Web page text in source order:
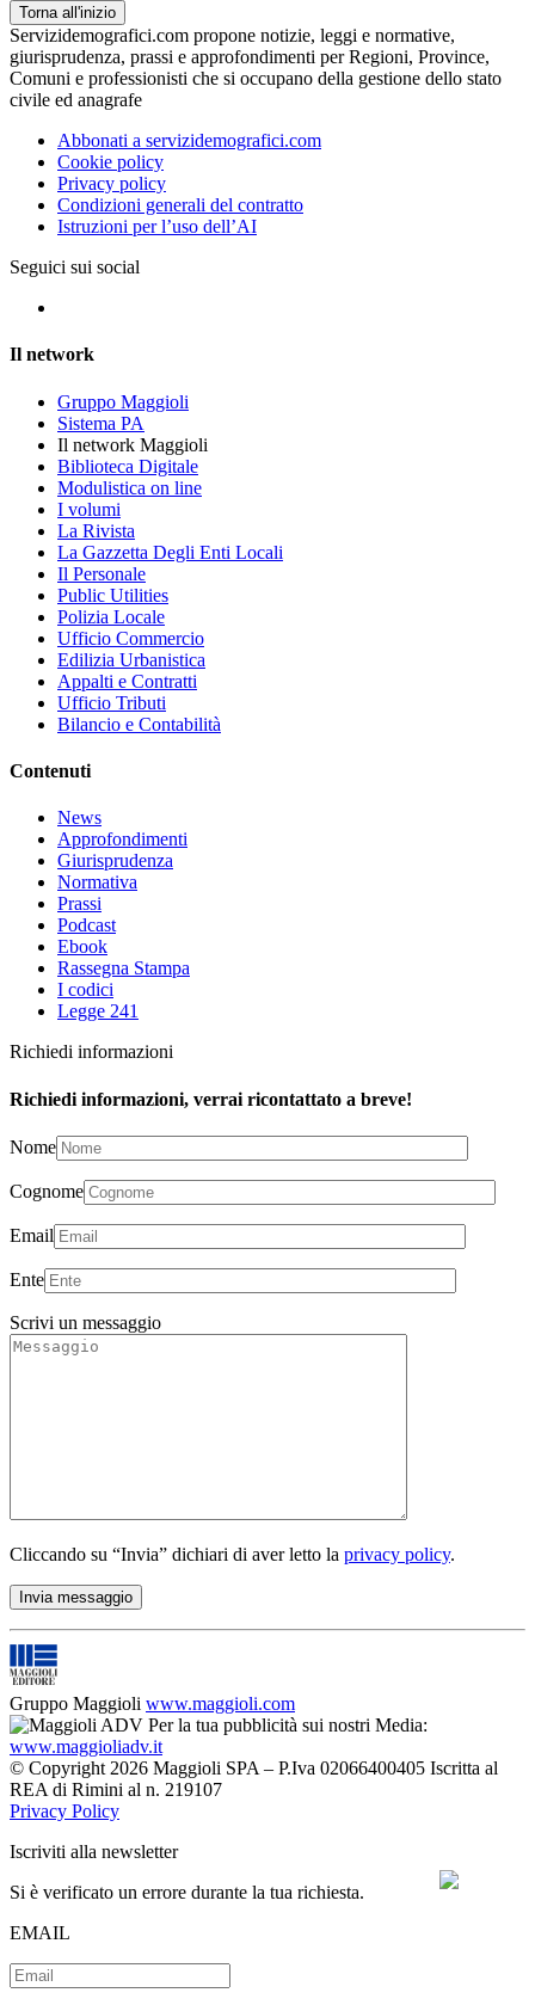
Torna all'inizio
Servizidemografici.com propone notizie, leggi e normative,
giurisprudenza, prassi e approfondimenti per Regioni, Province,
Comuni e professionisti che si occupano della gestione dello stato
civile ed anagrafe
Abbonati a servizidemografici.com
Cookie policy
Privacy policy
Condizioni generali del contratto
Istruzioni per l’uso dell’AI
Seguici sui social
Il network
Gruppo Maggioli
Sistema PA
Il network Maggioli
Biblioteca Digitale
Modulistica on line
I volumi
La Rivista
La Gazzetta Degli Enti Locali
Il Personale
Public Utilities
Polizia Locale
Ufficio Commercio
Edilizia Urbanistica
Appalti e Contratti
Ufficio Tributi
Bilancio e Contabilità
Contenuti
News
Approfondimenti
Giurisprudenza
Normativa
Prassi
Podcast
Ebook
Rassegna Stampa
I codici
Legge 241
Richiedi informazioni
Richiedi informazioni, verrai ricontattato a breve!
Nome
Cognome
Email
Ente
Scrivi un messaggio
Cliccando su “Invia” dichiari di aver letto la privacy policy.
Gruppo Maggioli www.maggioli.com
Per la tua pubblicità sui nostri Media:
www.maggioliadv.it
© Copyright 2026 Maggioli SPA – P.Iva 02066400405 Iscritta al
REA di Rimini al n. 219107
Privacy Policy
Iscriviti alla newsletter
Si è verificato un errore durante la tua richiesta.
EMAIL